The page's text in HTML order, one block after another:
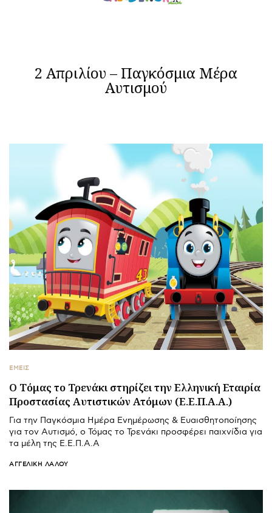
2 Απριλίου – Παγκόσμια Μέρα
Αυτισμού
ΕΜΕΙΣ
Ο Τόμας το Τρενάκι στηρίζει την Ελληνική Εταιρία
Προστασίας Αυτιστικών Ατόμων (Ε.Ε.Π.Α.Α.)
Για την Παγκόσμια Ημέρα Ενημέρωσης & Ευαισθητοποίησης
για τον Αυτισμό, ο Τόμας το Τρενάκι προσφέρει παιχνίδια για
τα μέλη της Ε.Ε.Π.Α.Α
ΑΓΓΕΛΙΚΉ ΛΆΛΟΥ